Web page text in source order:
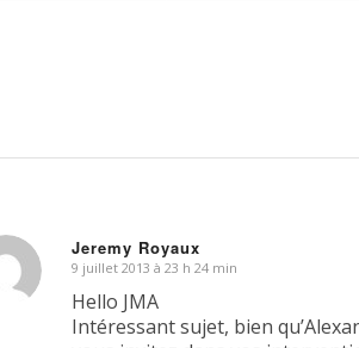
Jeremy Royaux
dit
9 juillet 2013 à 23 h 24 min
Hello JMA
Intéressant sujet, bien